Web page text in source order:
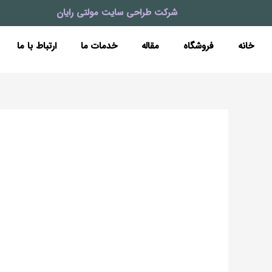
شرکت طراحی سایت مولتی رایان
خانه فروشگاه مقاله خدمات ما ارتباط با ما